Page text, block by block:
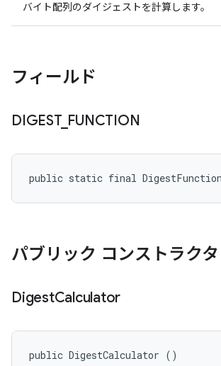
バイト配列のダイジェストを計算します。
フィールド
DIGEST_ FUNCTION
public static final
パブリック コンストラクタ
DigestCalculator
public DigestCalculator ()